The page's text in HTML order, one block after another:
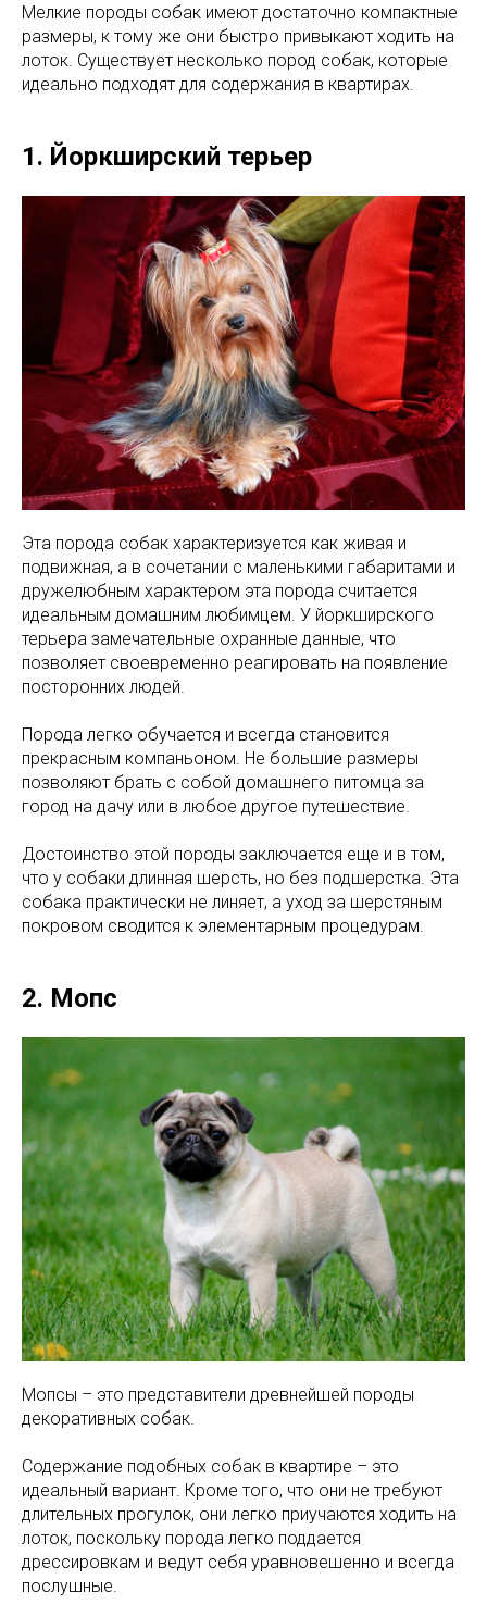
Мелкие породы собак имеют достаточно компактные
размеры, к тому же они быстро привыкают ходить на
лоток. Существует несколько пород собак, которые
идеально подходят для содержания в квартирах.
1. Йоркширский терьер
Эта порода собак характеризуется как живая и
подвижная, а в сочетании с маленькими габаритами и
дружелюбным характером эта порода считается
идеальным домашним любимцем. У йоркширского
терьера замечательные охранные данные, что
позволяет своевременно реагировать на появление
посторонних людей.
Порода легко обучается и всегда становится
прекрасным компаньоном. Не большие размеры
позволяют брать с собой домашнего питомца за
город на дачу или в любое другое путешествие.
Достоинство этой породы заключается еще и в том,
что у собаки длинная шерсть, но без подшерстка. Эта
собака практически не линяет, а уход за шерстяным
покровом сводится к элементарным процедурам.
2. Мопс
Мопсы – это представители древнейшей породы
декоративных собак.
Содержание подобных собак в квартире – это
идеальный вариант. Кроме того, что они не требуют
длительных прогулок, они легко приучаются ходить на
лоток, поскольку порода легко поддается
дрессировкам и ведут себя уравновешенно и всегда
послушные.